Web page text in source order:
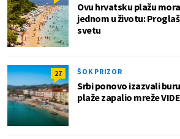
Ovu hrvatsku plažu
jednom u životu:
svetu
27 ŠOK PRIZOR
Srbi ponovo izazvali
plaže zapalio mreže